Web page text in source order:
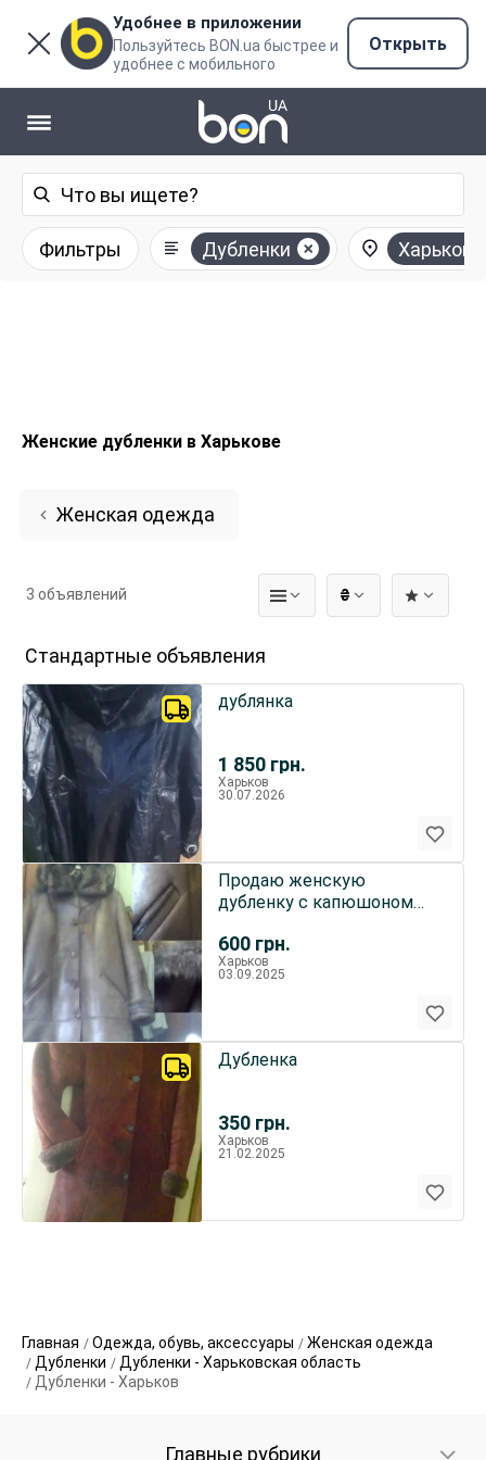
Удобнее в приложении
Пользуйтесь BON.ua быстрее и
удобнее с мобильного
Открыть
Фильтры Дубленки Харьков
Женские дубленки в Харькове
Женская одежда
₴
3 объявлений
Стандартные объявления
1 850 грн.
дублянка
Харьков
30.07.2026
600 грн.
Продаю женскую
дубленку с капюшоном
Харьков
03.09.2025
350 грн.
Дубленка
Харьков
21.02.2025
Главная Одежда, обувь, аксессуары
Женская одежда
Дубленки
Дубленки - Харьковская область
Дубленки - Харьков
Главные рубрики